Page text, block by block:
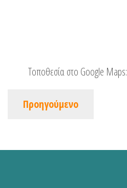
Τοποθεσία στο Google Maps:
Προηγούμενο